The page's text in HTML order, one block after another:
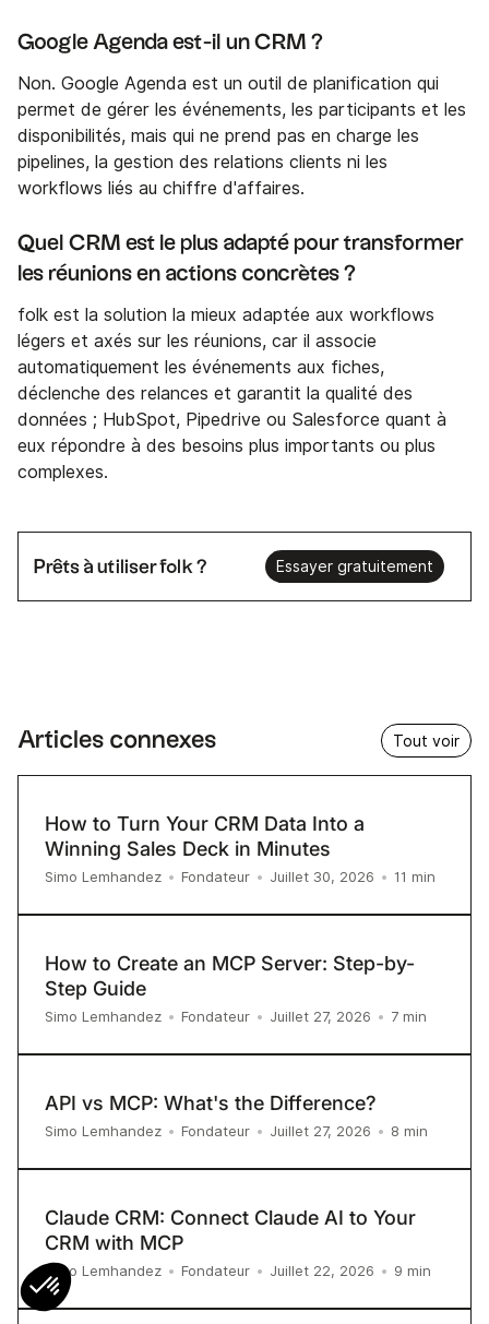
Google Agenda est-il un CRM ?
Non. Google Agenda est un outil de planification qui
permet de gérer les événements, les participants et les
disponibilités, mais qui ne prend pas en charge les
pipelines, la gestion des relations clients ni les
workflows liés au chiffre d'affaires.
Quel CRM est le plus adapté pour transformer
les réunions en actions concrètes ?
folk est la solution la mieux adaptée aux workflows
légers et axés sur les réunions, car il associe
automatiquement les événements aux fiches,
déclenche des relances et garantit la qualité des
données ; HubSpot, Pipedrive ou Salesforce quant à
eux répondre à des besoins plus importants ou plus
complexes.
Prêts à utiliser folk ? Essayer gratuitement
Articles connexes Tout voir
How to Turn Your CRM Data Into a
Winning Sales Deck in Minutes
Simo Lemhandez • Fondateur • Juillet 30, 2026 • 11 min
How to Create an MCP Server: Step-by-
Step Guide
Simo Lemhandez • Fondateur • Juillet 27, 2026 • 7 min
API vs MCP: What's the Difference?
Simo Lemhandez • Fondateur • Juillet 27, 2026 • 8 min
Claude CRM: Connect Claude AI to Your
CRM with MCP
Simo Lemhandez • Fondateur • Juillet 22, 2026 • 9 min